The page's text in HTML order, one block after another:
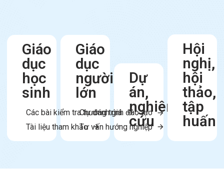
Giáo
dục
học
sinh
Các bài kiểm tra tự đánh giá
Tài liệu tham khảo
Giáo
dục
người
lớn
Chương trình đào tạo
Tư vấn hướng nghiệp
Dự
án,
nghiên
cứu
Hội
nghị,
hội
thảo,
tập
huấn